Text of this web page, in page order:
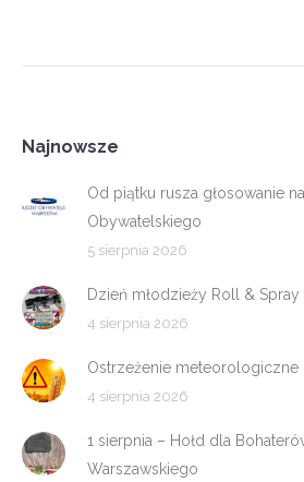
Najnowsze
Od piątku rusza głosowanie
Obywatelskiego
5 sierpnia 2026
Dzień młodzieży Roll & Spray
4 sierpnia 2026
Ostrzeżenie meteorologiczne
4 sierpnia 2026
1 sierpnia – Hołd dla
Warszawskiego